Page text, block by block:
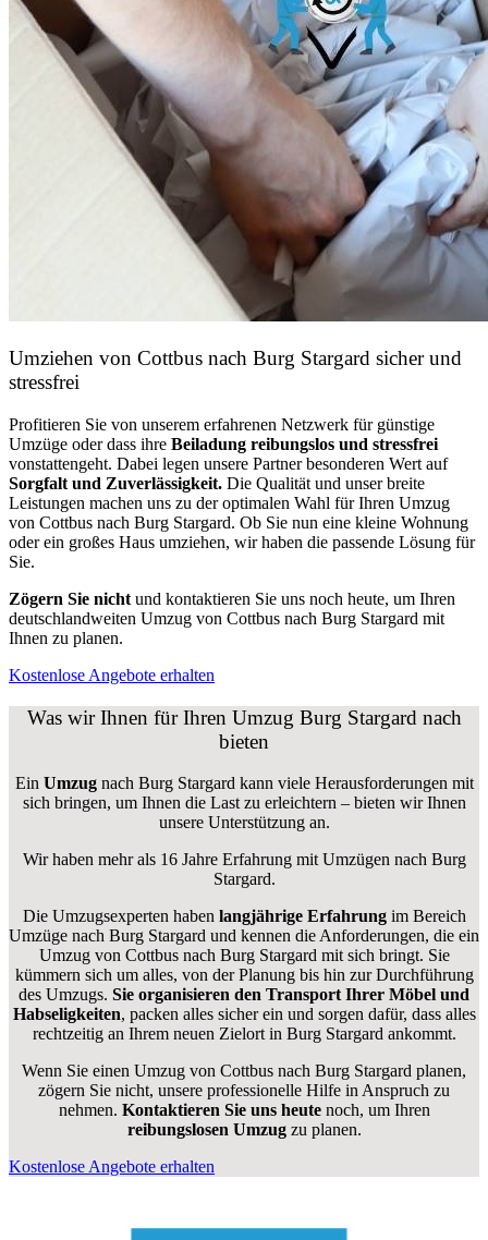
Umziehen von Cottbus nach Burg Stargard sicher und
stressfrei
Profitieren Sie von unserem erfahrenen Netzwerk für günstige
Umzüge oder dass ihre Beiladung reibungslos und stressfrei
vonstattengeht. Dabei legen unsere Partner besonderen Wert auf
Sorgfalt und Zuverlässigkeit. Die Qualität und unser breite
Leistungen machen uns zu der optimalen Wahl für Ihren Umzug
von Cottbus nach Burg Stargard. Ob Sie nun eine kleine Wohnung
oder ein großes Haus umziehen, wir haben die passende Lösung für
Sie.
Zögern Sie nicht und kontaktieren Sie uns noch heute, um Ihren
deutschlandweiten Umzug von Cottbus nach Burg Stargard mit
Ihnen zu planen.
Kostenlose Angebote erhalten
Was wir Ihnen für Ihren Umzug Burg Stargard nach
bieten
Ein Umzugnach Burg Stargard kann viele Herausforderungen mit
sich bringen, um Ihnen die Last zu erleichtern – bieten wir Ihnen
unsere Unterstützung an.
Wir haben mehr als 16 Jahre Erfahrung mit Umzügen nach Burg
Stargard.
Die Umzugsexperten haben langjährige Erfahrungim Bereich
Umzüge nach Burg Stargard und kennen die Anforderungen, die ein
Umzug von Cottbus nach Burg Stargard mit sich bringt. Sie
kümmern sich um alles, von der Planung bis hin zur Durchführung
des Umzugs. Sie organisieren den Transport Ihrer Möbel und
Habseligkeiten, packen alles sicher ein und sorgen dafür, dass alles
rechtzeitig an Ihrem neuen Zielort in Burg Stargard ankommt.
Wenn Sie einen Umzug von Cottbus nach Burg Stargard planen,
zögern Sie nicht, unsere professionelle Hilfe in Anspruch zu
nehmen. Kontaktieren Sie uns heutenoch, um Ihren
reibungslosen Umzugzu planen.
Kostenlose Angebote erhalten